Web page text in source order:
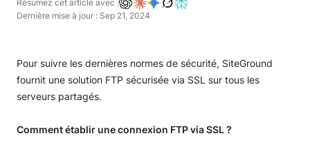
Résumez cet article avec :
Dernière mise à jour : Sep 21, 2024
Pour suivre les dernières normes de sécurité, SiteGround
fournit une solution FTP sécurisée via SSL sur tous les
serveurs partagés.
Comment établir une connexion FTP via SSL ?